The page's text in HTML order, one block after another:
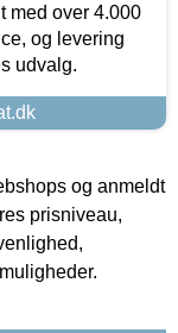
med over 4.000
og levering
udvalg.
og anmeldt
prisniveau,